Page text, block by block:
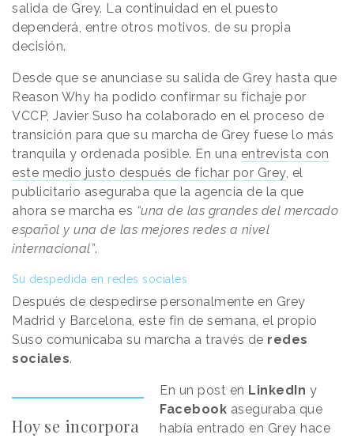
salida de Grey. La continuidad en el puesto
dependerá, entre otros motivos, de su propia
decisión.
Desde que se anunciase su salida de Grey hasta que
Reason Why ha podido confirmar su fichaje por
VCCP, Javier Suso ha colaborado en el proceso de
transición para que su marcha de Grey fuese lo más
tranquila y ordenada posible. En una entrevista con
este medio justo después de fichar por Grey, el
publicitario aseguraba que la agencia de la que
ahora se marcha es “una de las grandes del mercado
español y una de las mejores redes a nivel
internacional”.
Su despedida en redes sociales
Después de despedirse personalmente en Grey
Madrid y Barcelona, este fin de semana, el propio
Suso comunicaba su marcha a través de redes
sociales.
Hoy se incorpora
En un post en LinkedIn y
Facebook aseguraba que
había entrado en Grey hace